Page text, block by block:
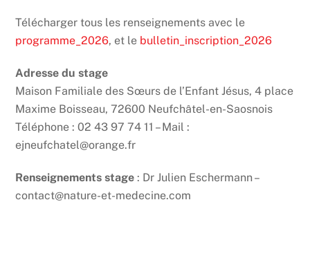
Télécharger tous les renseignements avec le
programme_2026, et le bulletin_inscription_2026
Adresse du stage
Maison Familiale des Sœurs de l’Enfant Jésus, 4 place
Maxime Boisseau, 72600 Neufchâtel-en-Saosnois
Téléphone : 02 43 97 74 11 – Mail :
ejneufchatel@orange.fr
Renseignements stage : Dr Julien Eschermann –
contact@nature-et-medecine.com